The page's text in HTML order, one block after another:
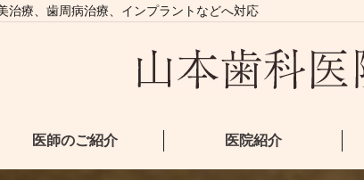
治療、歯周病治療、インプラントなどへ対応
医師のご紹介 医院紹介